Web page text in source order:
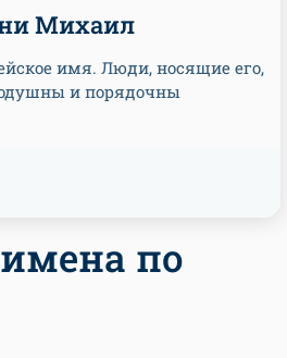
Михаил
имя. Люди, носящие его,
и порядочны
по